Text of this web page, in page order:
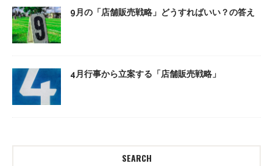
9月の「店舗販売戦略」どうすればいい？の答え
4月行事から立案する「店舗販売戦略」
SEARCH